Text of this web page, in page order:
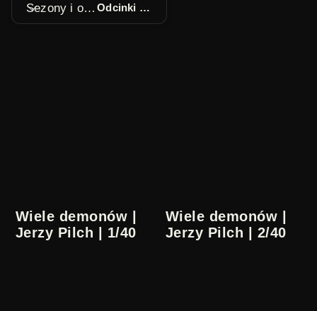
Sezony i odcinki Odcinki 1 - 40
Wiele demonów |
Jerzy Pilch | 1/40
Wiele demonów |
Jerzy Pilch | 2/40